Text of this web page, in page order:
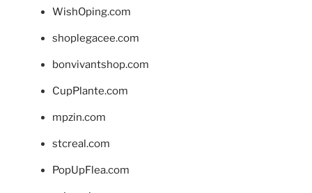
WishOping.com
shoplegacee.com
bonvivantshop.com
CupPlante.com
mpzin.com
stcreal.com
PopUpFlea.com